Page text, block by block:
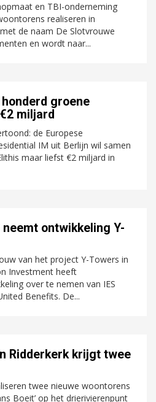
en TBI-onderneming
realiseren in
de naam De Slotvrouwe
en wordt naar...
groene
miljard
de Europese
IM uit Berlijn wil samen
maar liefst €2 miljard in
ontwikkeling Y-
van het project Y-Towers in
Investment heeft
over te nemen van IES
Benefits. De...
Ridderkerk krijgt twee
twee nieuwe woontorens
Boeit’ op het drierivierenpunt